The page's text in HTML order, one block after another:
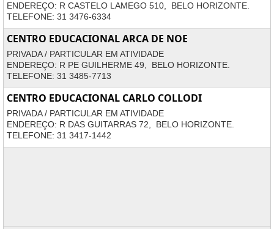
ENDEREÇO: R CASTELO LAMEGO 510, BELO HORIZONTE.
TELEFONE: 31 3476-6334
CENTRO EDUCACIONAL ARCA DE NOE
PRIVADA / PARTICULAR EM ATIVIDADE
ENDEREÇO: R PE GUILHERME 49, BELO HORIZONTE.
TELEFONE: 31 3485-7713
CENTRO EDUCACIONAL CARLO COLLODI
PRIVADA / PARTICULAR EM ATIVIDADE
ENDEREÇO: R DAS GUITARRAS 72, BELO HORIZONTE.
TELEFONE: 31 3417-1442